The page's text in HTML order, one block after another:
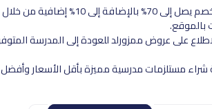
بالموقع.
مستلزمات مدرسية مميزة بأقل الأسعار وأفضل